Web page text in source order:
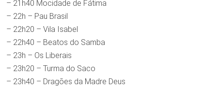
– 21h40 Mocidade de Fátima
– 22h – Pau Brasil
– 22h20 – Vila Isabel
– 22h40 – Beatos do Samba
– 23h – Os Liberais
– 23h20 – Turma do Saco
– 23h40 – Dragões da Madre Deus